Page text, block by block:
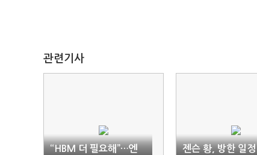
관련기사
“HBM 더 필요해”…엔
젠슨 황, 방한 일